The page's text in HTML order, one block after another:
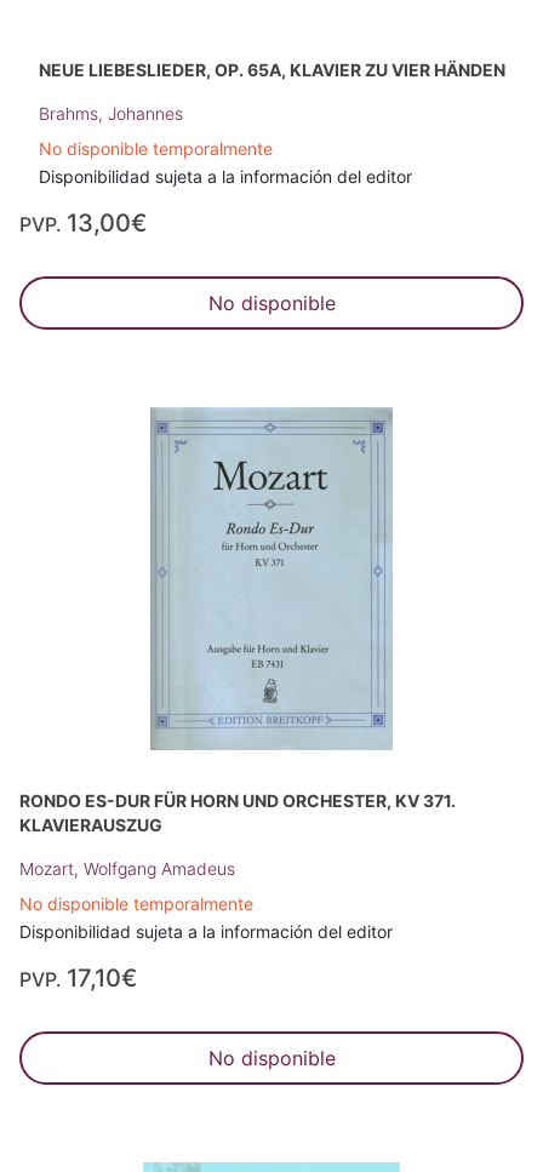
NEUE LIEBESLIEDER, OP. 65A, KLAVIER ZU VIER HÄNDEN
Brahms, Johannes
No disponible temporalmente
Disponibilidad sujeta a la información del editor
PVP. 13,00€
No disponible
RONDO ES-DUR FÜR HORN UND ORCHESTER, KV 371.
KLAVIERAUSZUG
Mozart, Wolfgang Amadeus
No disponible temporalmente
Disponibilidad sujeta a la información del editor
PVP. 17,10€
No disponible